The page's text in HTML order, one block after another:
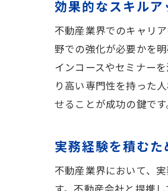
効果的なスキル
不動産業界でのキャリ
野での強化が必要かを
インコースやセミナー
り高い専門性を持った
せることが成功の鍵です
実務経験を積む
不動産業界において、